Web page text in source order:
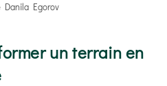
Danila Egorov
un terrain en